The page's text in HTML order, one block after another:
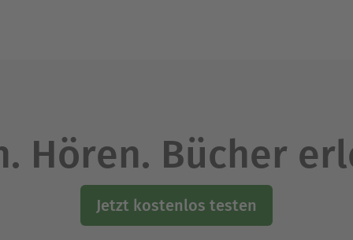
Hören. Bücher
Jetzt kostenlos testen